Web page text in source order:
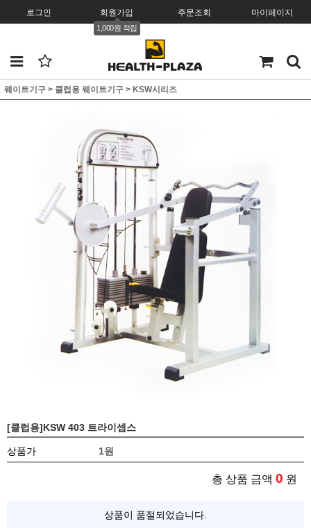
로그인 회원가입
1,000원 적립
주문조회 마이페이지
웨이트기구 > 클럽용 웨이트기구 > KSW시리즈
[클럽용]KSW 403 트라이셉스
상품가 1원
총 상품 금액 0 원
상품이 품절되었습니다.